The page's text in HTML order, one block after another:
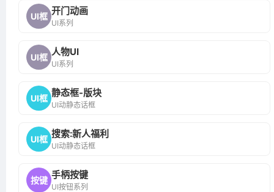
UI框 开门动画
UI系列
UI框 人物UI
UI系列
UI框 静态框-版块
UI动静态话框
UI框 搜索:新人福利
UI动静态话框
按键 手柄按键
UI按钮系列